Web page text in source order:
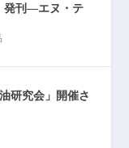
発刊―エヌ・テ
研究会」開催さ